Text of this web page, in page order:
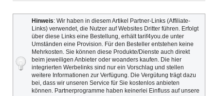
Hinweis: Wir haben in diesem Artikel Partner-Links (Affiliate-
Links) verwendet, die Nutzer auf Websites Dritter führen. Erfolgt
über diese Links eine Bestellung, erhält tarif4you.de unter
Umständen eine Provision. Für den Besteller entstehen keine
Mehrkosten. Sie können diese Produkte/Dienste auch direkt
beim jeweiligen Anbieter oder woanders kaufen. Die hier
integrierten Werbelinks sind nur ein Vorschlag und stellen
weitere Informationen zur Verfügung. Die Vergütung trägt dazu
bei, dass wir unseren Service für Sie kostenlos anbieten
können. Partnerprogramme haben keinerlei Einfluss auf unsere